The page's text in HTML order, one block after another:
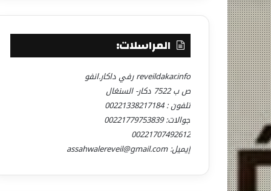
المراسلات:
reveildakar.info رفي داكار.انفو
ص ب 7522 دكار- السنغال
تلفون : 00221338217184
جوالات: 00221779753839
00221707492612
إيميل: assahwalereveil@gmail.com